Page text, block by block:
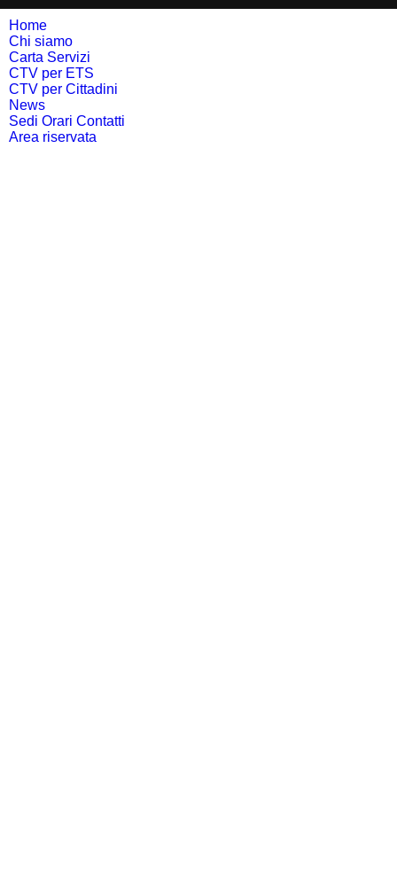
Home
Chi siamo
Carta Servizi
CTV per ETS
CTV per Cittadini
News
Sedi Orari Contatti
Area riservata